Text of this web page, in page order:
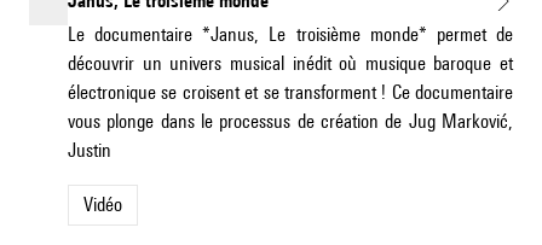
Le documentaire *Janus, Le troisième monde* permet de
découvrir un univers musical inédit où musique baroque et
électronique se croisent et se transforment ! Ce documentaire
vous plonge dans le processus de création de Jug Marković,
Justin
Vidéo